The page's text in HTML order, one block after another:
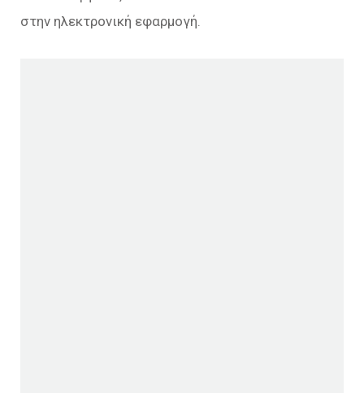
στην ηλεκτρονική εφαρμογή.